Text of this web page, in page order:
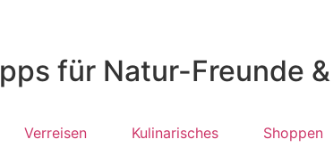
für Natur-Freunde
Verreisen Kulinarisches Shoppen